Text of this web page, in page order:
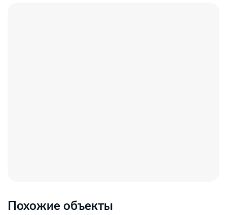
Похожие объекты